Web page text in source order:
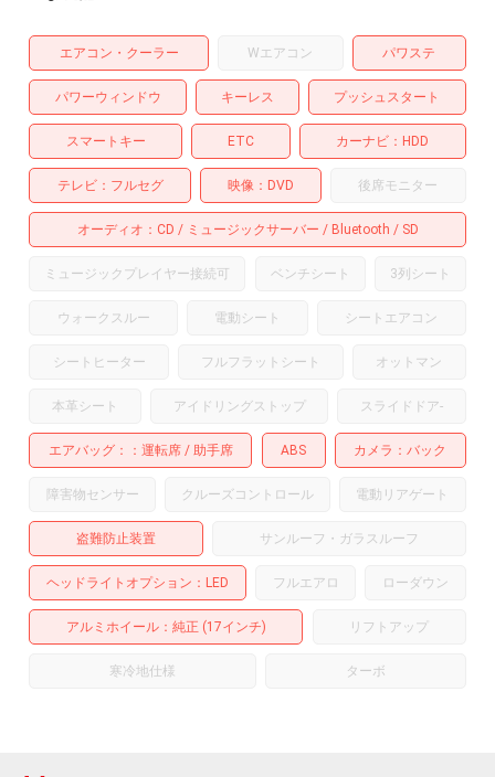
エアコン・クーラー Wエアコン パワステ
パワーウィンドウ キーレス プッシュスタート
スマートキー ETC カーナビ HDD
テレビ フルセグ 映像 DVD 後席モニター
オーディオ CD ミュージックサーバー Bluetooth SD
ミュージックプレイヤー接続可 ベンチシート 3列シート
ウォークスルー 電動シート シートエアコン
シートヒーター フルフラットシート オットマン
本革シート アイドリングストップ スライドドア-
エアバッグ： 運転席 助手席 ABS カメラ バック
障害物センサー クルーズコントロール 電動リアゲート
盗難防止装置 サンルーフ・ガラスルーフ
ヘッドライトオプション LED フルエアロ ローダウン
アルミホイール：純正 (17インチ) リフトアップ
寒冷地仕様 ターボ